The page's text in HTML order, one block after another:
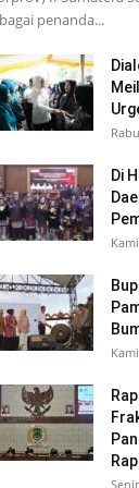
penanda...
Di